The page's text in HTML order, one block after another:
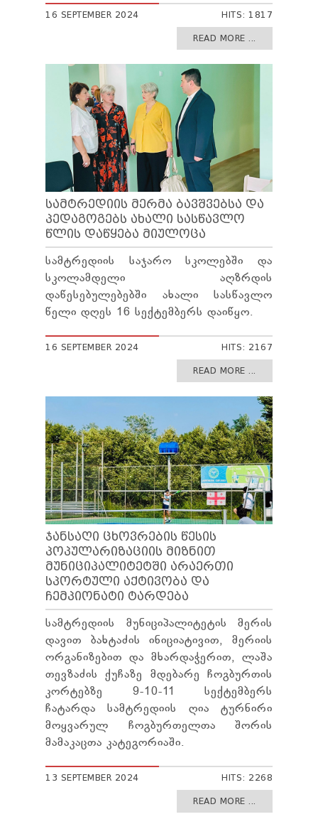
PERSONAL DATA PROTECTION OFFICER
LEGAL DECISIONS
APPEAL RULES
16 SEPTEMBER 2024 HITS: 1817
READ MORE ...
ᲡᲐᲛᲢᲠᲔᲓᲘᲘᲡ ᲛᲔᲠᲛᲐ ᲑᲐᲕᲨᲕᲔᲑᲡᲐ ᲓᲐ
ᲞᲔᲓᲐᲒᲝᲒᲔᲑᲡ ᲐᲮᲐᲚᲘ ᲡᲐᲡᲬᲐᲕᲚᲝ
ᲬᲚᲘᲡ ᲓᲐᲬᲧᲔᲑᲐ ᲛᲘᲣᲚᲝᲪᲐ
სამტრედიის საჯარო სკოლებში და
სკოლამდელი აღზრდის
დაწესებულებებში ახალი სასწავლო
წელი დღეს 16 სექტემბერს დაიწყო.
16 SEPTEMBER 2024 HITS: 2167
READ MORE ...
ᲯᲐᲜᲡᲐᲦᲘ ᲪᲮᲝᲕᲠᲔᲑᲘᲡ ᲬᲔᲡᲘᲡ
ᲞᲝᲞᲣᲚᲐᲠᲘᲖᲐᲪᲘᲘᲡ ᲛᲘᲖᲜᲘᲗ
ᲛᲣᲜᲘᲪᲘᲞᲐᲚᲘᲢᲔᲢᲨᲘ ᲐᲠᲐᲔᲠᲗᲘ
ᲡᲞᲝᲠᲢᲣᲚᲘ ᲐᲥᲢᲘᲕᲝᲑᲐ ᲓᲐ
ᲩᲔᲛᲞᲘᲝᲜᲐᲢᲘ ᲢᲐᲠᲓᲔᲑᲐ
სამტრედიის მუნიციპალიტეტის მერის
დავით ბახტაძის ინიციატივით, მერიის
ორგანიზებით და მხარდაჭერით, ლაშა
თევზაძის ქუჩაზე მდებარე ჩოგბურთის
კორტებზე 9-10-11 სექტემბერს
ჩატარდა სამტრედიის ღია ტურნირი
მოყვარულ ჩოგბურთელთა შორის
მამაკაცთა კატეგორიაში.
13 SEPTEMBER 2024 HITS: 2268
READ MORE ...